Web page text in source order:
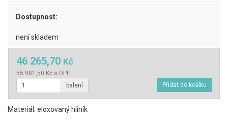
Dostupnost:
není skladem
46 265,70 Kč
55 981,50 Kč s DPH
balení
Materiál: eloxovaný hliník